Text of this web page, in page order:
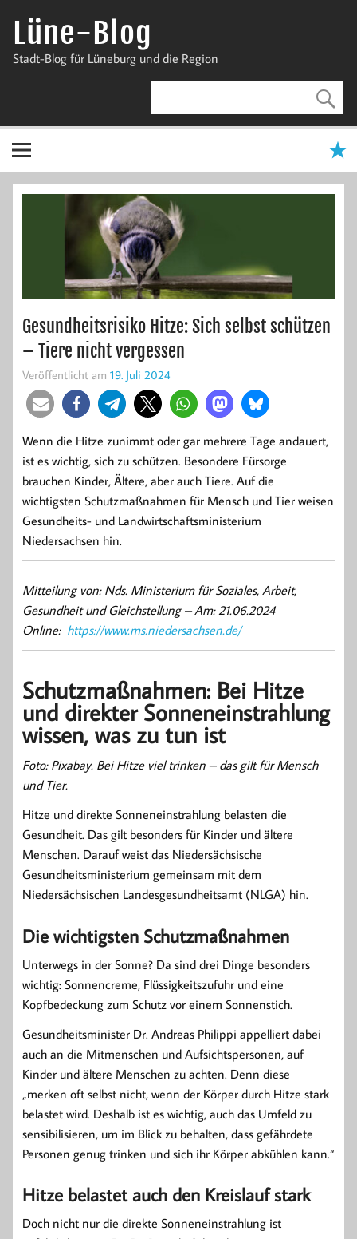
InhaltLüne-Blog
Stadt-Blog für Lüneburg und die Region
Gesundheitsrisiko Hitze: Sich selbst schützen
– Tiere nicht vergessen
Veröffentlicht am 19. Juli 2024
Wenn die Hitze zunimmt oder gar mehrere Tage andauert,
ist es wichtig, sich zu schützen. Besondere Fürsorge
brauchen Kinder, Ältere, aber auch Tiere. Auf die
wichtigsten Schutzmaßnahmen für Mensch und Tier weisen
Gesundheits- und Landwirtschaftsministerium
Niedersachsen hin.
Mitteilung von: Nds. Ministerium für Soziales, Arbeit,
Gesundheit und Gleichstellung –Am: 21.06.2024
Online: https://www.ms.niedersachsen.de/
Schutzmaßnahmen: Bei Hitze
und direkter Sonneneinstrahlung
wissen, was zu tun ist
Foto: Pixabay. Bei Hitze viel trinken – das gilt für Mensch
und Tier.
Hitze und direkte Sonneneinstrahlung belasten die
Gesundheit. Das gilt besonders für Kinder und ältere
Menschen. Darauf weist das Niedersächsische
Gesundheitsministerium gemeinsam mit dem
Niedersächsischen Landesgesundheitsamt (NLGA) hin.
Die wichtigsten Schutzmaßnahmen
Unterwegs in der Sonne? Da sind drei Dinge besonders
wichtig: Sonnencreme, Flüssigkeitszufuhr und eine
Kopfbedeckung zum Schutz vor einem Sonnenstich.
Gesundheitsminister Dr. Andreas Philippi appelliert dabei
auch an die Mitmenschen und Aufsichtspersonen, auf
Kinder und ältere Menschen zu achten. Denn diese
„merken oft selbst nicht, wenn der Körper durch Hitze stark
belastet wird. Deshalb ist es wichtig, auch das Umfeld zu
sensibilisieren, um im Blick zu behalten, dass gefährdete
Personen genug trinken und sich ihr Körper abkühlen kann.“
Hitze belastet auch den Kreislauf stark
Doch nicht nur die direkte Sonneneinstrahlung ist